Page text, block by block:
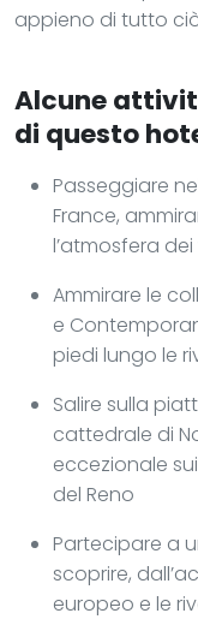
appieno di tutto
Alcune
di questo
Passeggiare
France,
l’atmosfera
Ammirare le
e
piedi lungo le
Salire sulla
cattedrale di
eccezionale
del Reno
Partecipare a
scoprire,
europeo e le